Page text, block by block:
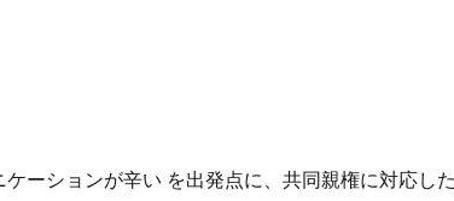
ーションが辛い を出発点に、共同親権に対応し